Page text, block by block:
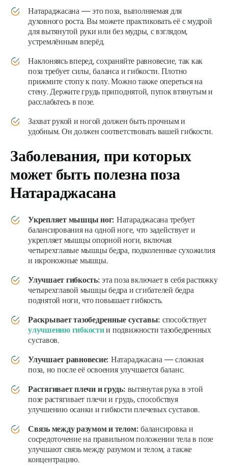
Натараджасана— это поза, выполняемая для
духовного роста. Вы можете практиковать её с мудрой
для вытянутой руки или без мудры, с взглядом,
устремлённым вперёд.
Наклоняясь вперед, сохраняйте равновесие, так как
поза требует силы, баланса и гибкости. Плотно
прижмите стопу к полу. Можно также опереться на
стену. Держите грудь приподнятой, пупок втянутым и
расслабьтесь в позе.
Захват рукой и ногой должен быть прочным и
удобным. Он должен соответствовать вашей гибкости.
Заболевания, при которых
может быть полезна поза
Натараджасана
Укрепляет мышцы ног: Натараджасана требует
балансирования на одной ноге, что задействует и
укрепляет мышцы опорной ноги, включая
четырехглавые мышцы бедра, подколенные сухожилия
и икроножные мышцы.
Улучшает гибкость: эта поза включает в себя растяжку
четырехглавой мышцы бедра и сгибателей бедра
поднятой ноги, что повышает гибкость.
Раскрывает тазобедренные суставы: способствует
улучшению гибкостии подвижности тазобедренных
суставов.
Улучшает равновесие: Натараджасана— сложная
поза, но после её освоения улучшается баланс.
Растягивает плечи и грудь: вытянутая рука в этой
позе растягивает плечи и грудь, способствуя
улучшению осанки и гибкости плечевых суставов.
Связь между разумом и телом: балансировка и
сосредоточение на правильном положении тела в позе
улучшают связь между разумом и телом, а также
концентрацию.